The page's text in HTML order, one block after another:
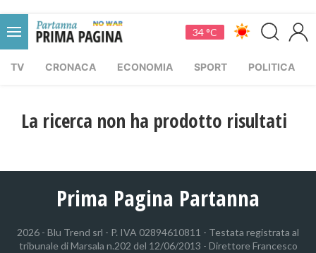
34 °C
TV CRONACA ECONOMIA SPORT POLITICA
La ricerca non ha prodotto risultati
Prima Pagina Partanna
2026 - Blu Trend srl - P. IVA 02894610811 - Testata registrata al
tribunale di Marsala n.202 del 12/06/2013 - Direttore Francesco